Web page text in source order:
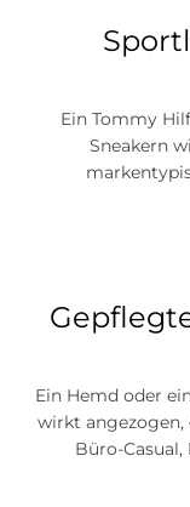
Ein Tommy
Sneakern
Ein Hemd oder
wirkt angezogen,
Büro-